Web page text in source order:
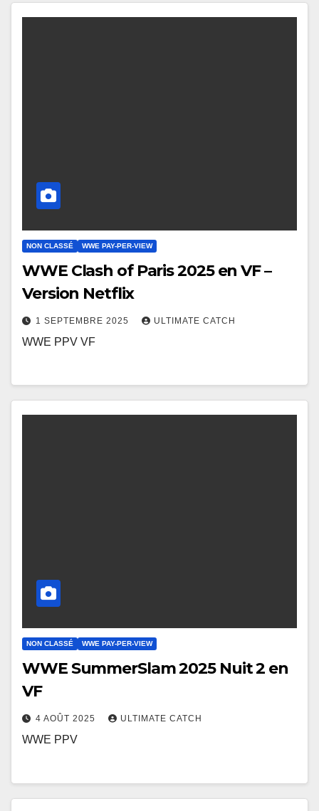
NON CLASSÉ WWE PAY-PER-VIEW
WWE Clash of Paris 2025 en VF –
Version Netflix
1 SEPTEMBRE 2025 ULTIMATE CATCH
WWE PPV VF
NON CLASSÉ WWE PAY-PER-VIEW
WWE SummerSlam 2025 Nuit 2 en
VF
4 AOÛT 2025 ULTIMATE CATCH
WWE PPV